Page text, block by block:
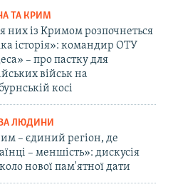
ТА КРИМ
них із Кримом розпочнеться
історія»: командир ОТУ
– про пастку для
військ на
косі
ЛЮДИНИ
– єдиний регіон, де
– меншість»: дискусія
нової пам'ятної дати